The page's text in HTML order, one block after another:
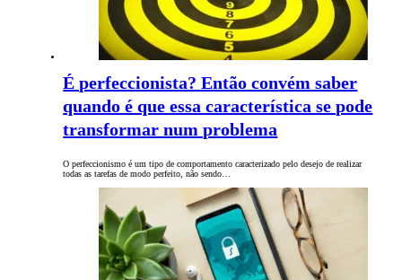
É perfeccionista? Então convém saber
quando é que essa característica se pode
transformar num problema
O perfeccionismo é um tipo de comportamento caracterizado pelo desejo de realizar
todas as tarefas de modo perfeito, não sendo…